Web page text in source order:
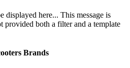
here... This message is
provided both a filter and a template
Brands